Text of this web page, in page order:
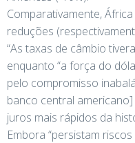
Comparativamente,
reduções
“As taxas de câmbio
enquanto “a força do
pelo compromisso
banco central
juros mais rápidos da
Embora “persistam